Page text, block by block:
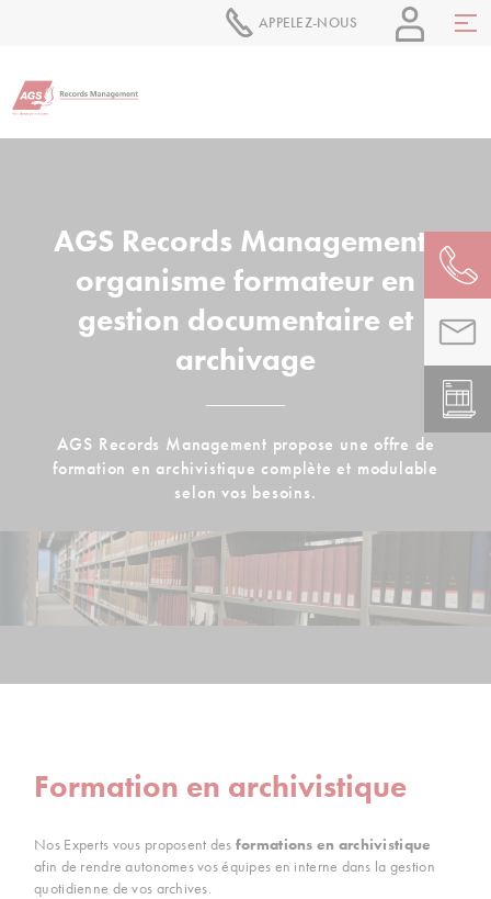
APPELEZ-NOUS
AGS Records Management,
organisme formateur en
gestion documentaire et
archivage
AGS Records Management propose une offre de
formation en archivistique complète et modulable
selon vos besoins.
Formation en archivistique
Nos Experts vous proposent des formations en archivistique
afin de rendre autonomes vos équipes en interne dans la gestion
quotidienne de vos archives.